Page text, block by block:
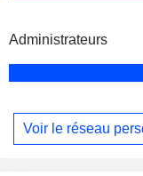
Administrateurs
Voir le réseau